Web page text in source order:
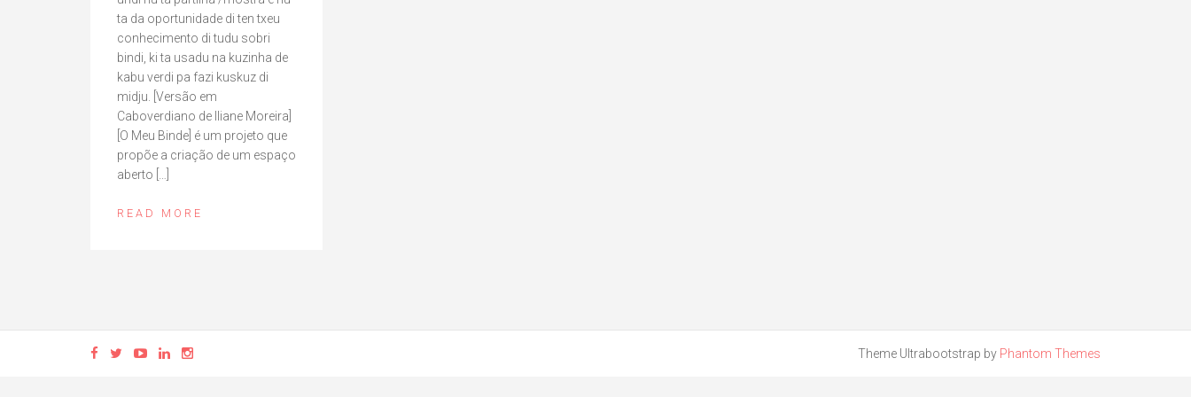
ta da oportunidade di ten txeu
conhecimento di tudu sobri
bindi, ki ta usadu na kuzinha de
kabu verdi pa fazi kuskuz di
midju. [Versão em
Caboverdiano de Iliane Moreira]
[O Meu Binde] é um projeto que
propõe a criação de um espaço
aberto […]
READ MORE
Theme Ultrabootstrap by Phantom Themes